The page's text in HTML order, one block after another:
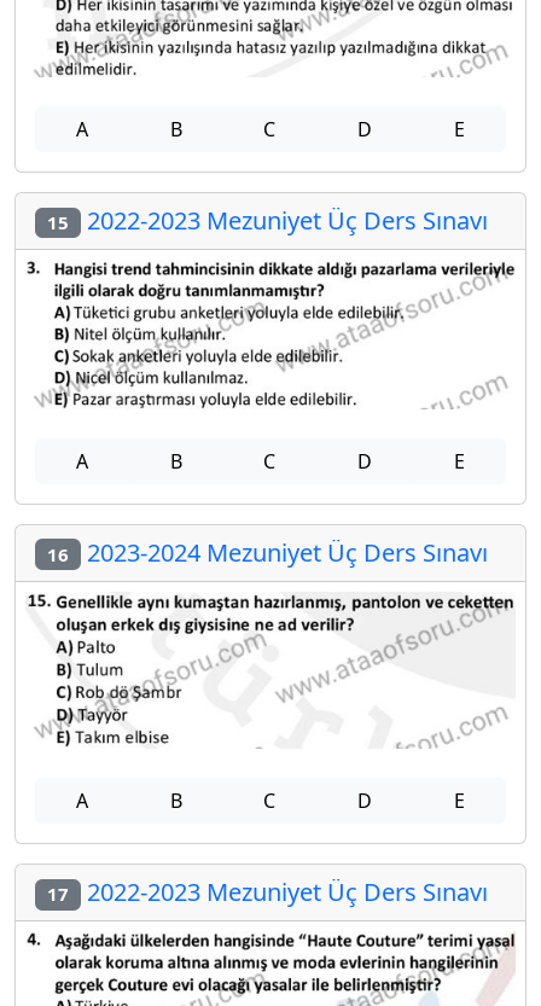
A B C D E
15 2022-2023 Mezuniyet Üç Ders Sınavı
A B C D E
16 2023-2024 Mezuniyet Üç Ders Sınavı
A B C D E
17 2022-2023 Mezuniyet Üç Ders Sınavı